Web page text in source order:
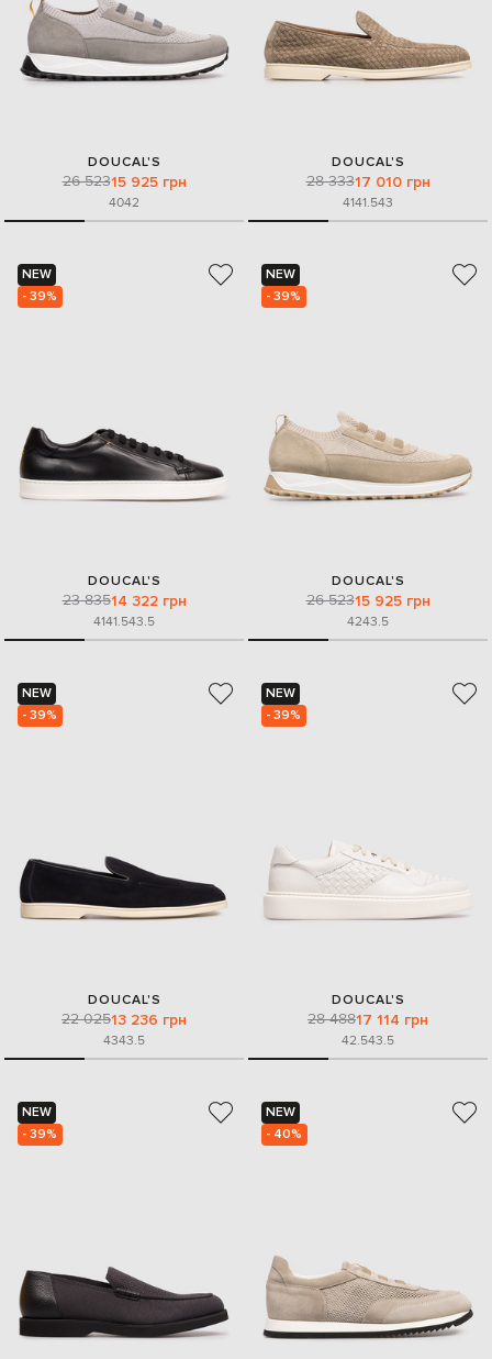
DOUCAL'S
26 52315 925 грн
4042
DOUCAL'S
28 33317 010 грн
4141.543
NEW
- 39%
DOUCAL'S
23 83514 322 грн
4141.543.5
NEW
- 39%
DOUCAL'S
26 52315 925 грн
4243.5
NEW
- 39%
DOUCAL'S
22 02513 236 грн
4343.5
NEW
- 39%
DOUCAL'S
28 48817 114 грн
42.543.5
NEW
- 39%
NEW
- 40%